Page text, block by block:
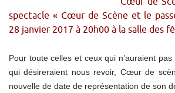
spectacle « Cœur de Scène et le
28 janvier 2017 à 20h00 à la salle des
Pour toute celles et ceux qui n’auraient
qui désireraient nous revoir, Cœur de
nouvelle de date de représentation de son